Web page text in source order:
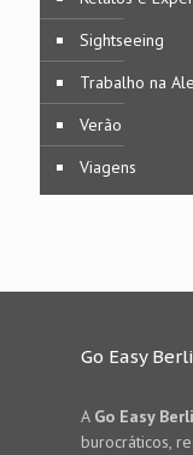
Sightseeing
Trabalho na
Verão
Viagens
Go Easy
A Go Easy
burocráticos,